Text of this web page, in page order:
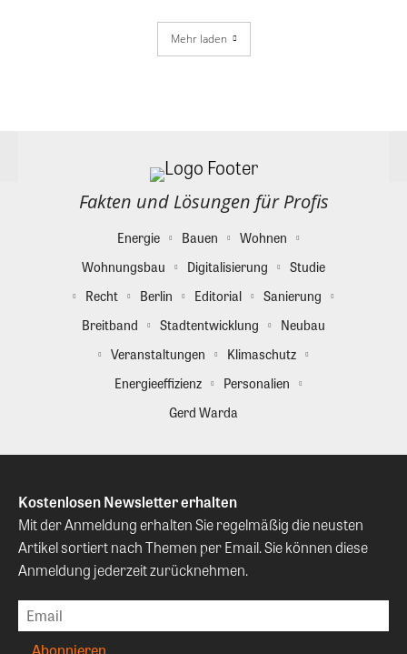
Mehr laden
Fakten und Lösungen für Profis
Energie Bauen
Wohnen
Wohnungsbau
Digitalisierung
Studie
Recht
Berlin Editorial
Sanierung
Breitband
Stadtentwicklung
Neubau
Veranstaltungen
Klimaschutz
Energieeffizienz
Personalien
Gerd Warda
Kostenlosen Newsletter erhalten
Mit der Anmeldung erhalten Sie regelmäßig die neusten
Artikel sortiert nach Themen per Email. Sie können diese
Anmeldung jederzeit zurücknehmen.